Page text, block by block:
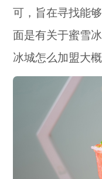
可，旨在寻找能
面是有关于蜜雪
冰城怎么加盟大